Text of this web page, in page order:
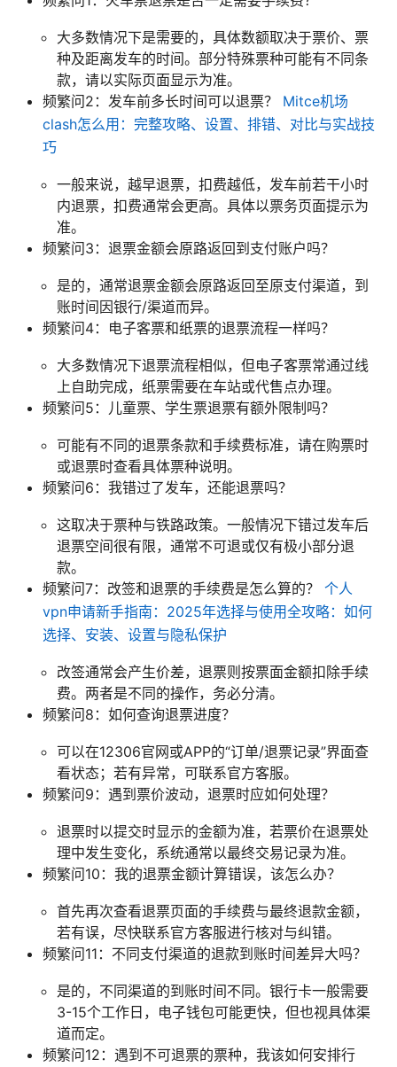
大多数情况下是需要的，具体数额取决于票价、票
种及距离发车的时间。部分特殊票种可能有不同条
款，请以实际页面显示为准。
频繁问2：发车前多长时间可以退票？ Mitce机场
clash怎么用：完整攻略、设置、排错、对比与实战技
巧
一般来说，越早退票，扣费越低，发车前若干小时
内退票，扣费通常会更高。具体以票务页面提示为
准。
频繁问3：退票金额会原路返回到支付账户吗？
是的，通常退票金额会原路返回至原支付渠道，到
账时间因银行/渠道而异。
频繁问4：电子客票和纸票的退票流程一样吗？
大多数情况下退票流程相似，但电子客票常通过线
上自助完成，纸票需要在车站或代售点办理。
频繁问5：儿童票、学生票退票有额外限制吗？
可能有不同的退票条款和手续费标准，请在购票时
或退票时查看具体票种说明。
频繁问6：我错过了发车，还能退票吗？
这取决于票种与铁路政策。一般情况下错过发车后
退票空间很有限，通常不可退或仅有极小部分退
款。
频繁问7：改签和退票的手续费是怎么算的？ 个人
vpn申请新手指南：2025年选择与使用全攻略：如何
选择、安装、设置与隐私保护
改签通常会产生价差，退票则按票面金额扣除手续
费。两者是不同的操作，务必分清。
频繁问8：如何查询退票进度？
可以在12306官网或APP的“订单/退票记录”界面查
看状态；若有异常，可联系官方客服。
频繁问9：遇到票价波动，退票时应如何处理？
退票时以提交时显示的金额为准，若票价在退票处
理中发生变化，系统通常以最终交易记录为准。
频繁问10：我的退票金额计算错误，该怎么办？
首先再次查看退票页面的手续费与最终退款金额，
若有误，尽快联系官方客服进行核对与纠错。
频繁问11：不同支付渠道的退款到账时间差异大吗？
是的，不同渠道的到账时间不同。银行卡一般需要
3-15个工作日，电子钱包可能更快，但也视具体渠
道而定。
频繁问12：遇到不可退票的票种，我该如何安排行